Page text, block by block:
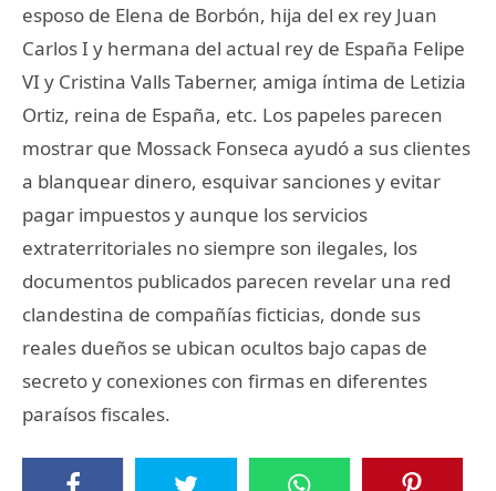
esposo de Elena de Borbón, hija del ex rey Juan
Carlos I y hermana del actual rey de España Felipe
VI y Cristina Valls Taberner, amiga íntima de Letizia
Ortiz, reina de España, etc. Los papeles parecen
mostrar que Mossack Fonseca ayudó a sus clientes
a blanquear dinero, esquivar sanciones y evitar
pagar impuestos y aunque los servicios
extraterritoriales no siempre son ilegales, los
documentos publicados parecen revelar una red
clandestina de compañías ficticias, donde sus
reales dueños se ubican ocultos bajo capas de
secreto y conexiones con firmas en diferentes
paraísos fiscales.